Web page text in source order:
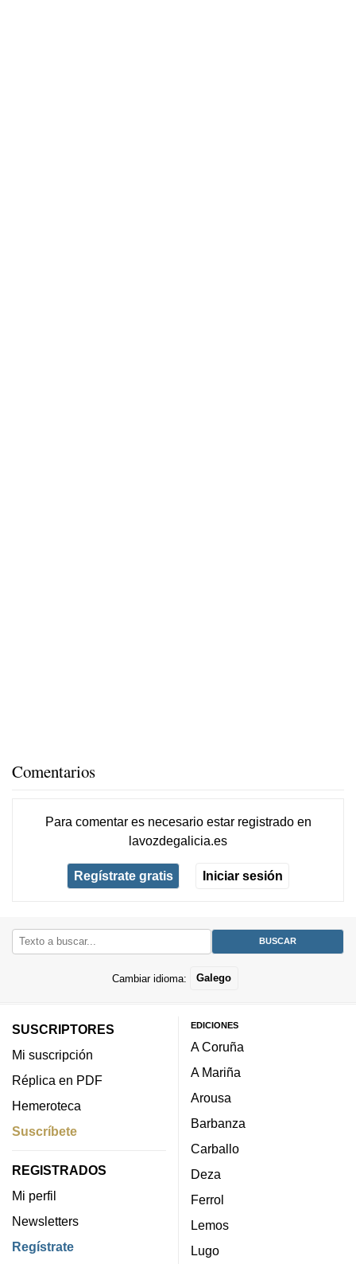
Comentarios
Para comentar es necesario estar registradoen
lavozdegalicia.es
Regístrate gratis Iniciar sesión
Cambiar idioma: Galego
SUSCRIPTORES
Mi suscripción
Réplica en PDF
Hemeroteca
Suscríbete
REGISTRADOS
Mi perfil
Newsletters
Regístrate
EDICIONES
A Coruña
A Mariña
Arousa
Barbanza
Carballo
Deza
Ferrol
Lemos
Lugo